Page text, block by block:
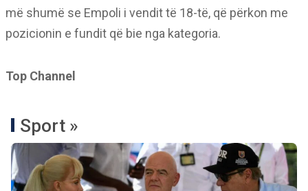
më shumë se Empoli i vendit të 18-të, që përkon me
pozicionin e fundit që bie nga kategoria.
Top Channel
Sport »